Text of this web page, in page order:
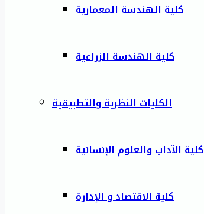
كلية الهندسة المعمارية
كلية الهندسة الزراعية
الكليات النظرية والتطبيقية
كلية الآداب والعلوم الإنسانية
كلية الاقتصاد و الإدارة